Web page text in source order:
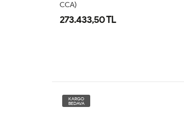
CCA)
273.433,50 TL
KARGO
BEDAVA